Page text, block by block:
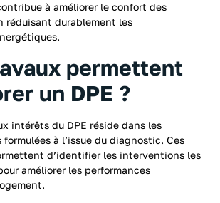
à améliorer le confort des
réduisant durablement les
permettent
un DPE ?
intérêts du DPE réside dans les
à l’issue du diagnostic. Ces
d’identifier les interventions les
améliorer les performances